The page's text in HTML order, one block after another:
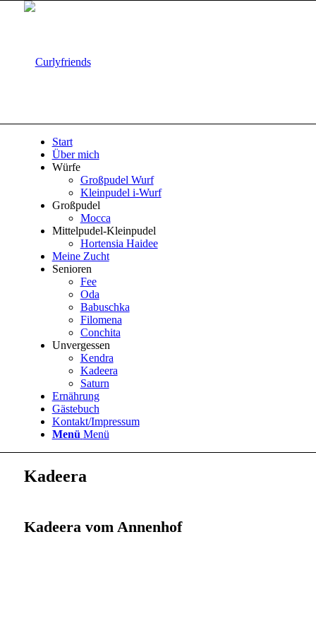
Start
Über mich
Würfe
Großpudel Wurf
Kleinpudel i-Wurf
Großpudel
Mocca
Mittelpudel-Kleinpudel
Hortensia Haidee
Meine Zucht
Senioren
Fee
Oda
Babuschka
Filomena
Conchita
Unvergessen
Kendra
Kadeera
Saturn
Ernährung
Gästebuch
Kontakt/Impressum
Menü Menü
Kadeera
Kadeera vom Annenhof